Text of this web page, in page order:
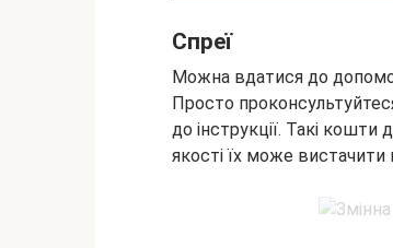
Спреї
Можна вдатися до
Просто
до інструкції. Такі кошти
якості їх може вистачити